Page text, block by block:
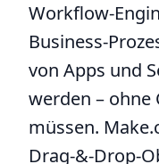
Workflow-
Business-
von Apps und
werden – ohne
müssen.
Drag-&-Drop-